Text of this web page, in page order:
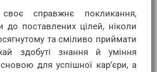
справжнє покликання,
до поставлених цілей, ніколи
та сміливо приймати
здобуті знання й уміння
для успішної кар’єри, а